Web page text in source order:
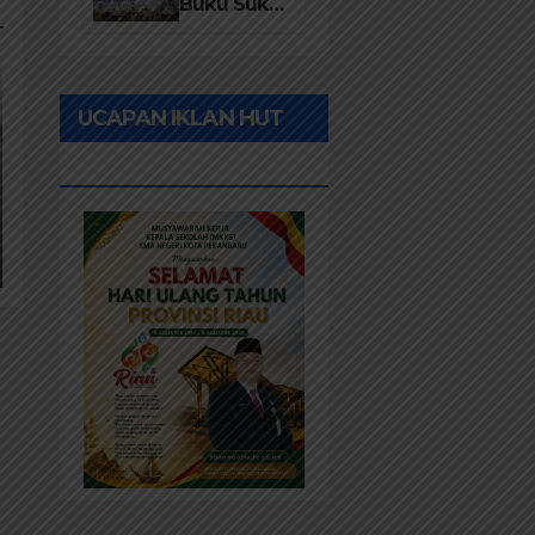
Buku Suku
Merawat
Identitas
Kepastian
Hukum
Masyarakat
Adat
UCAPAN IKLAN HUT